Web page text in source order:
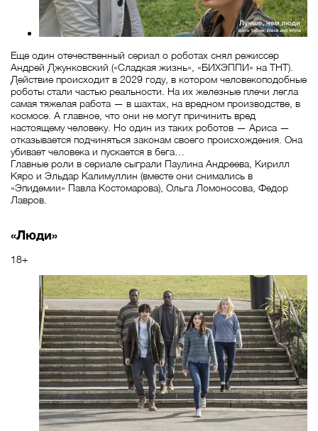
Еще один отечественный сериал о роботах снял режиссер
Андрей Джунковский («Сладкая жизнь», «БИХЭППИ» на ТНТ).
Действие происходит в 2029 году, в котором человекоподобные
роботы стали частью реальности. На их железные плечи легла
самая тяжелая работа — в шахтах, на вредном производстве, в
космосе. А главное, что они не могут причинить вред
настоящему человеку. Но один из таких роботов — Ариса —
отказывается подчиняться законам своего происхождения. Она
убивает человека и пускается в бега…
Главные роли в сериале сыграли Паулина Андреева, Кирилл
Кяро и Эльдар Калимуллин (вместе они снимались в
«Эпидемии» Павла Костомарова), Ольга Ломоносова, Федор
Лавров.
«Люди»
18+